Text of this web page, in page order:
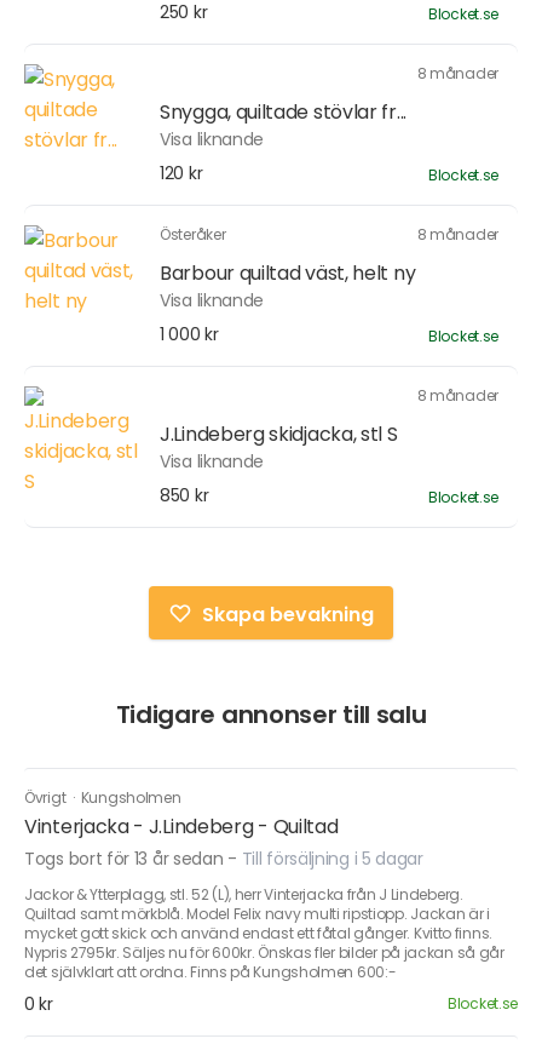
250 kr Blocket.se
8 månader
Snygga, quiltade stövlar fr...
Visa liknande
120 kr
Blocket.se
Österåker 8 månader
Barbour quiltad väst, helt ny
Visa liknande
1 000 kr
Blocket.se
8 månader
J.Lindeberg skidjacka, stl S
Visa liknande
850 kr
Blocket.se
Skapa bevakning
Tidigare annonser till salu
Övrigt · Kungsholmen
Vinterjacka - J.Lindeberg - Quiltad
Togs bort för 13 år sedan - Till försäljning i 5 dagar
Jackor & Ytterplagg, stl. 52 (L), herr Vinterjacka från J Lindeberg.
Quiltad samt mörkblå. Model Felix navy multi ripstiopp. Jackan är i
mycket gott skick och använd endast ett fåtal gånger. Kvitto finns.
Nypris 2795kr. Säljes nu för 600kr. Önskas fler bilder på jackan så går
det självklart att ordna. Finns på Kungsholmen 600:-
0 kr Blocket.se